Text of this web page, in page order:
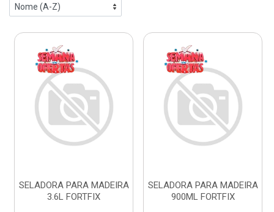
SELADORA PARA MADEIRA
3.6L FORTFIX
SELADORA PARA MADEIRA
900ML FORTFIX